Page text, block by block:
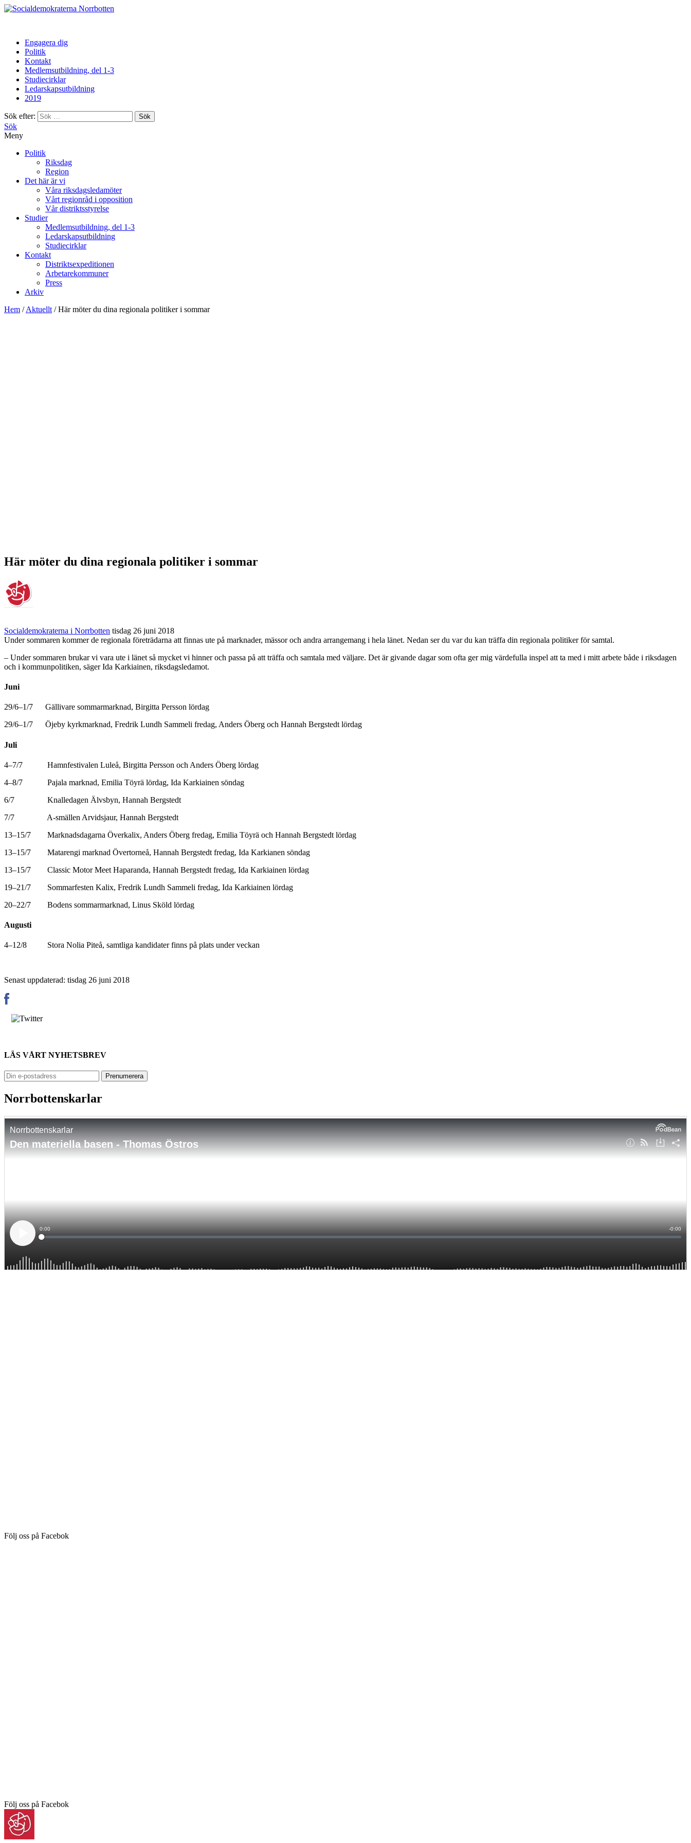
Norrbotten
Engagera dig
Politik
Kontakt
Medlemsutbildning, del 1-3
Studiecirklar
Ledarskapsutbildning
2019
Sök efter:
Sök
Meny
Politik
Riksdag
Region
Det här är vi
Våra riksdagsledamöter
Vårt regionråd i opposition
Vår distriktsstyrelse
Studier
Medlemsutbildning, del 1-3
Ledarskapsutbildning
Studiecirklar
Kontakt
Distriktsexpeditionen
Arbetarekommuner
Press
Arkiv
Hem /Aktuellt /Här möter du dina regionala politiker i sommar
Här möter du dina regionala politiker i sommar
Socialdemokraterna i Norrbotten tisdag 26 juni 2018
Under sommaren kommer de regionala företrädarna att finnas ute på marknader, mässor och andra arrangemang i hela länet. Nedan ser du var du kan träffa din regionala politiker för samtal.
– Under sommaren brukar vi vara ute i länet så mycket vi hinner och passa på att träffa och samtala med väljare. Det är givande dagar som ofta ger mig värdefulla inspel att ta med i mitt arbete både i riksdagen
och i kommunpolitiken, säger Ida Karkiainen, riksdagsledamot.
Juni
29/6–1/7 Gällivare sommarmarknad, Birgitta Persson lördag
29/6–1/7 Öjeby kyrkmarknad, Fredrik Lundh Sammeli fredag, Anders Öberg och Hannah Bergstedt lördag
Juli
4–7/7 Hamnfestivalen Luleå, Birgitta Persson och Anders Öberg lördag
4–8/7 Pajala marknad, Emilia Töyrä lördag, Ida Karkiainen söndag
6/7 Knalledagen Älvsbyn, Hannah Bergstedt
7/7 A-smällen Arvidsjaur, Hannah Bergstedt
13–15/7 Marknadsdagarna Överkalix, Anders Öberg fredag, Emilia Töyrä och Hannah Bergstedt lördag
13–15/7 Matarengi marknad Övertorneå, Hannah Bergstedt fredag, Ida Karkianen söndag
13–15/7 Classic Motor Meet Haparanda, Hannah Bergstedt fredag, Ida Karkiainen lördag
19–21/7 Sommarfesten Kalix, Fredrik Lundh Sammeli fredag, Ida Karkiainen lördag
20–22/7 Bodens sommarmarknad, Linus Sköld lördag
Augusti
4–12/8 Stora Nolia Piteå, samtliga kandidater finns på plats under veckan
Senast uppdaterad: tisdag 26 juni 2018
LÄS VÅRT NYHETSBREV
Norrbottenskarlar
Följ oss på Facebok
Följ oss på Facebok